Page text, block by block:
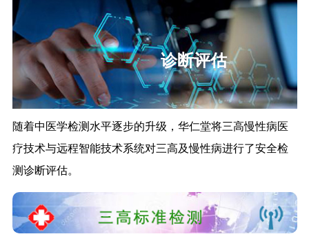
情防控工作的...
《关于做好离京人员新冠肺炎健
康管理服务工...
《全国爱卫办关于深入开展爱国
卫生运动强化...
《国家卫生健康委办公厅关于完
善发热门诊和...
《国家卫生健康委关于印发规划
管理办法（试...
关于全面推进社区医院建设工作
的通知》的政...
九部门联合发文实施老年人居家
标准检测
随着中医学检测水平逐步的升级，华仁堂将三高慢性病医
疗技术与远程智能技术系统对三高及慢性病进行了安全检
测诊断评估。